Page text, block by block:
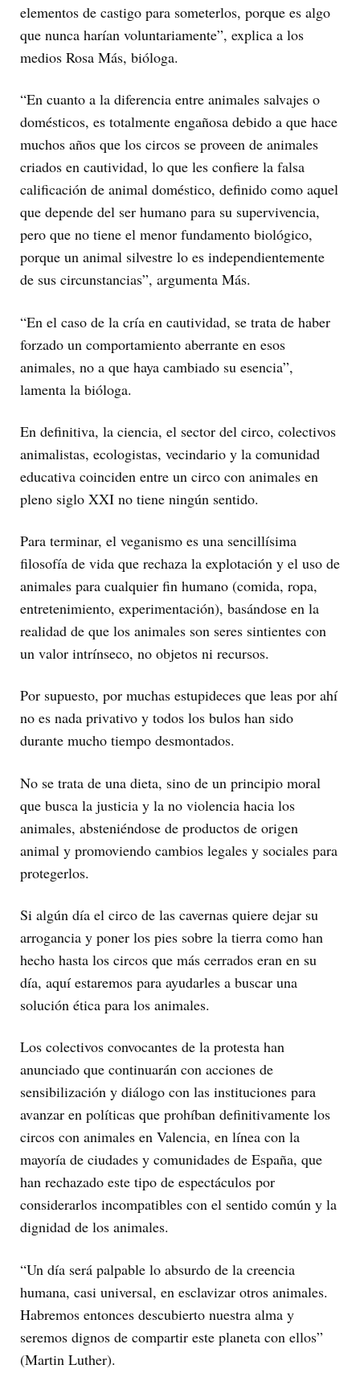
elementos de castigo para someterlos, porque es algo
que nunca harían voluntariamente”, explica a los
medios Rosa Más, bióloga.
“En cuanto a la diferencia entre animales salvajes o
domésticos, es totalmente engañosa debido a que hace
muchos años que los circos se proveen de animales
criados en cautividad, lo que les confiere la falsa
calificación de animal doméstico, definido como aquel
que depende del ser humano para su supervivencia,
pero que no tiene el menor fundamento biológico,
porque un animal silvestre lo es independientemente
de sus circunstancias”, argumenta Más.
“En el caso de la cría en cautividad, se trata de haber
forzado un comportamiento aberrante en esos
animales, no a que haya cambiado su esencia”,
lamenta la bióloga.
En definitiva, la ciencia, el sector del circo, colectivos
animalistas, ecologistas, vecindario y la comunidad
educativa coinciden entre un circo con animales en
pleno siglo XXI no tiene ningún sentido.
Para terminar, el veganismo es una sencillísima
filosofía de vida que rechaza la explotación y el uso de
animales para cualquier fin humano (comida, ropa,
entretenimiento, experimentación), basándose en la
realidad de que los animales son seres sintientes con
un valor intrínseco, no objetos ni recursos.
Por supuesto, por muchas estupideces que leas por ahí
no es nada privativo y todos los bulos han sido
durante mucho tiempo desmontados.
No se trata de una dieta, sino de un principio moral
que busca la justicia y la no violencia hacia los
animales, absteniéndose de productos de origen
animal y promoviendo cambios legales y sociales para
protegerlos.
Si algún día el circo de las cavernas quiere dejar su
arrogancia y poner los pies sobre la tierra como han
hecho hasta los circos que más cerrados eran en su
día, aquí estaremos para ayudarles a buscar una
solución ética para los animales.
Los colectivos convocantes de la protesta han
anunciado que continuarán con acciones de
sensibilización y diálogo con las instituciones para
avanzar en políticas que prohíban definitivamente los
circos con animales en Valencia, en línea con la
mayoría de ciudades y comunidades de España, que
han rechazado este tipo de espectáculos por
considerarlos incompatibles con el sentido común y la
dignidad de los animales.
“Un día será palpable lo absurdo de la creencia
humana, casi universal, en esclavizar otros animales.
Habremos entonces descubierto nuestra alma y
seremos dignos de compartir este planeta con ellos”
(Martin Luther).